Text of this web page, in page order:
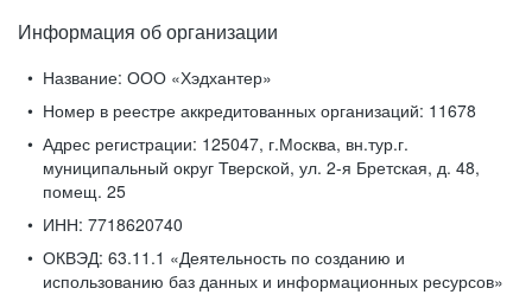
Информация об организации
Название: ООО «Хэдхантер»
Номер в реестре аккредитованных организаций: 11678
Адрес регистрации: 125047, г.Москва, вн.тур.г.
муниципальный округ Тверской, ул. 2-я Бретская, д. 48,
помещ. 25
ИНН: 7718620740
ОКВЭД: 63.11.1 «Деятельность по созданию и
использованию баз данных и информационных ресурсов»